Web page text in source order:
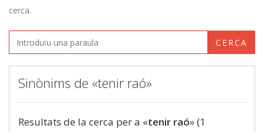
cerca.
CERCA
Sinònims de «tenir raó»
Resultats de la cerca per a «tenir raó» (1